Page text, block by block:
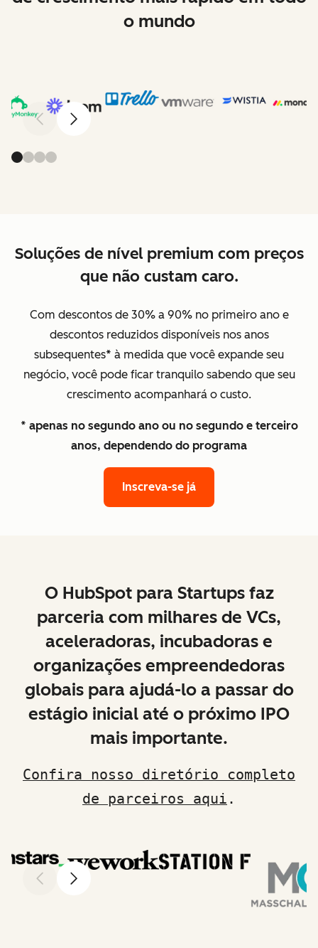
o mundo
AnteriorAvançar
Soluções de nível premium com preços
que não custam caro.
Com descontos de 30% a 90% no primeiro ano e
descontos reduzidos disponíveis nos anos
subsequentes* à medida que você expande seu
negócio, você pode ficar tranquilo sabendo que seu
crescimento acompanhará o custo.
* apenas no segundo ano ou no segundo e terceiro
anos, dependendo do programa
Inscreva-se já
O HubSpot para Startups faz
parceria com milhares de VCs,
aceleradoras, incubadoras e
organizações empreendedoras
globais para ajudá-lo a passar do
estágio inicial até o próximo IPO
mais importante.
Confira nosso diretório completo
de parceiros aqui .
AnteriorAvançar